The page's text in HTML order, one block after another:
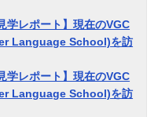
学レポート】現在のVGC
Language School)を訪
学レポート】現在のVGC
Language School)を訪